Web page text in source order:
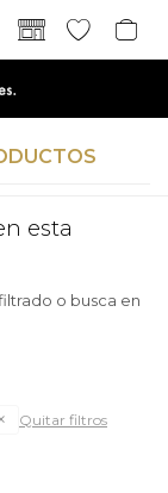
esta
o busca en
Quitar filtros